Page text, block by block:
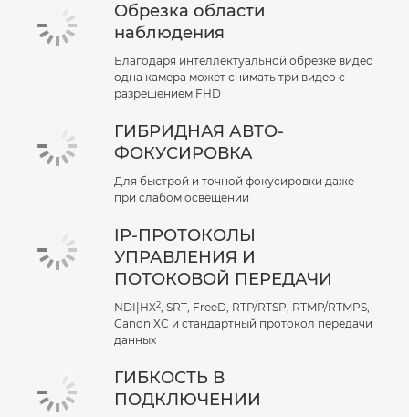
Обрезка области
наблюдения
Благодаря интеллектуальной обрезке видео
одна камера может снимать три видео с
разрешением FHD
ГИБРИДНАЯ АВТО-
ФОКУСИРОВКА
Для быстрой и точной фокусировки даже
при слабом освещении
IP-ПРОТОКОЛЫ
УПРАВЛЕНИЯ И
ПОТОКОВОЙ ПЕРЕДАЧИ
NDI|HX2, SRT, FreeD, RTP/RTSP, RTMP/RTMPS,
Canon XC и стандартный протокол передачи
данных
ГИБКОСТЬ В
ПОДКЛЮЧЕНИИ